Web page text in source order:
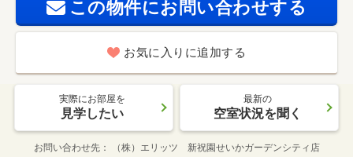
この物件にお問い合わせする
お気に入りに追加する
実際にお部屋を
見学したい
最新の
空室状況を聞く
お問い合わせ先 （株）エリッツ 新祝園せいかガーデンシティ店